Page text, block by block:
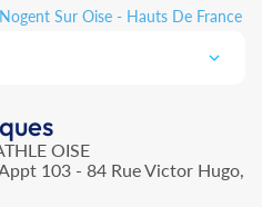
Sur Oise - Hauts De France
OISE
103 - 84 Rue Victor Hugo,